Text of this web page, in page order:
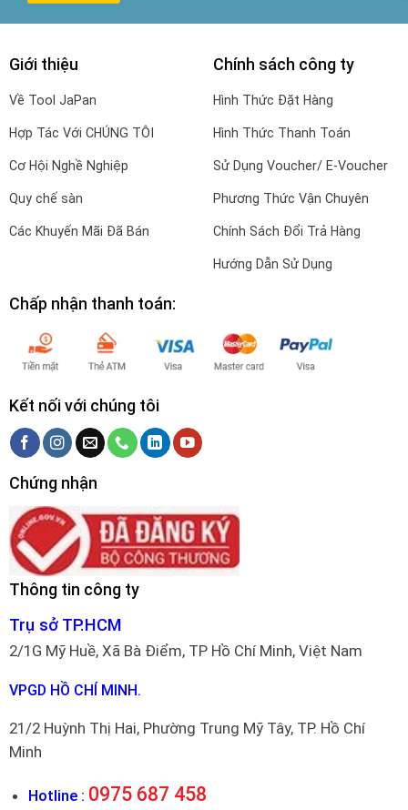
Giới thiệu
Về Tool JaPan
Hợp Tác Với CHÚNG TÔI
Cơ Hội Nghề Nghiệp
Quy chế sàn
Các Khuyến Mãi Đã Bán
Chính sách công ty
Hình Thức Đặt Hàng
Hình Thức Thanh Toán
Sử Dụng Voucher/ E-Voucher
Phương Thức Vận Chuyên
Chính Sách Đổi Trả Hàng
Hướng Dẫn Sử Dụng
Chấp nhận thanh toán:
Kết nối với chúng tôi
Chứng nhận
Thông tin công ty
Trụ sở TP.HCM
2/1G Mỹ Huề, Xã Bà Điểm, TP Hồ Chí Minh, Việt Nam
VPGD HỒ CHÍ MINH.
21/2 Huỳnh Thị Hai, Phường Trung Mỹ Tây, TP. Hồ Chí
Minh
Hotline : 0975 687 458